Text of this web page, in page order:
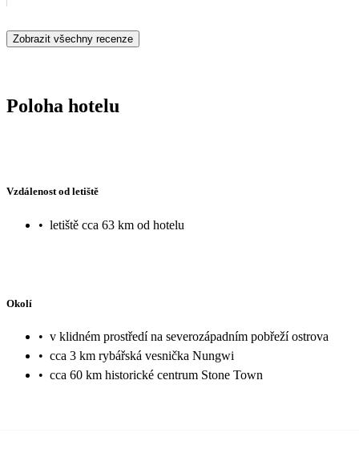
Zobrazit všechny recenze
Poloha hotelu
Vzdálenost od letiště
• letiště cca 63 km od hotelu
Okolí
• v klidném prostředí na severozápadním pobřeží ostrova
• cca 3 km rybářská vesnička Nungwi
• cca 60 km historické centrum Stone Town